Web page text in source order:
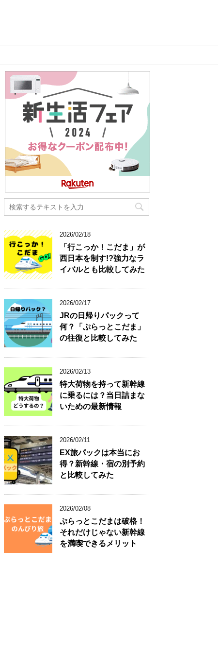
2026/02/18
「行こっか！こだま」が
西日本を制す!?強力なラ
イバルとも比較してみた
2026/02/17
JRの日帰りパックって
何？「ぷらっとこだま」
の往復と比較してみた
2026/02/13
特大荷物を持って新幹線
に乗るには？当日詰まな
いための最新情報
2026/02/11
EX旅パックは本当にお
得？新幹線・宿の別予約
と比較してみた
2026/02/08
ぷらっとこだまは破格！
それだけじゃない新幹線
を満喫できるメリット